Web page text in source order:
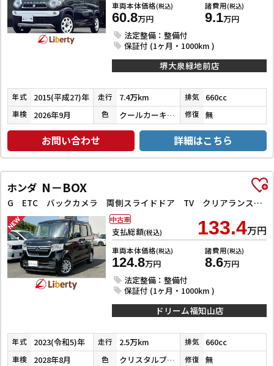
車両本体価格(税込)
60.8万円
諸費用(税込)
9.1万円
法定整備：整備付
保証付 (1ヶ月・1000km )
堺大泉緑地前店
年式 2015(平成27)年 走行 7.4万km 排気 660cc
車検 2026年9月 色 クールカーキパールメタリック／ホワイト 修復 無
お問い合わせ 詳細はこちら
ホンダ N－BOX
G ETC バックカメラ 両側スライドドア TV クリアランスソナー オートクルーズコントロール レーンアシスト 衝突被害軽減システム オートライト LEDヘッドランプ スマートキー
支払総額(税込) 133.4万円
車両本体価格(税込)
124.8万円
諸費用(税込)
8.6万円
法定整備：整備付
保証付 (1ヶ月・1000km )
中古車
ドリーム福知山店
年式 2023(令和5)年 走行 2.5万km 排気 660cc
車検 2028年8月 色 クリスタルブラックパール 修復 無